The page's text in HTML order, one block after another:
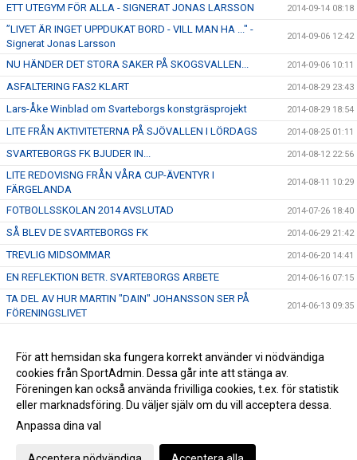
ETT UTEGYM FÖR ALLA - SIGNERAT JONAS LARSSON 2014-09-14 08:18
”LIVET ÄR INGET UPPDUKAT BORD - VILL MAN HA ..." -
Signerat Jonas Larsson
2014-09-06 12:42
NU HÄNDER DET STORA SAKER PÅ SKOGSVALLEN... 2014-09-06 10:11
ASFALTERING FAS2 KLART 2014-08-29 23:43
Lars-Åke Winblad om Svarteborgs konstgräsprojekt 2014-08-29 18:54
LITE FRÅN AKTIVITETERNA PÅ SJÖVALLEN I LÖRDAGS 2014-08-25 01:11
SVARTEBORGS FK BJUDER IN... 2014-08-12 22:56
LITE REDOVISNG FRÅN VÅRA CUP-ÄVENTYR I
FÄRGELANDA
2014-08-11 10:29
FOTBOLLSSKOLAN 2014 AVSLUTAD 2014-07-26 18:40
SÅ BLEV DE SVARTEBORGS FK 2014-06-29 21:42
TREVLIG MIDSOMMAR 2014-06-20 14:41
EN REFLEKTION BETR. SVARTEBORGS ARBETE 2014-06-16 07:15
TA DEL AV HUR MARTIN "DAIN" JOHANSSON SER PÅ
FÖRENINGSLIVET
2014-06-13 09:35
HÅLL UTKIK! 2014-06-06 21:40
LYCKAD INVIGNING AV SPARPLAN 2014-04-30 11:34
Gå till Webbversion
För att hemsidan ska fungera korrekt använder vi nödvändiga
cookies från SportAdmin. Dessa går inte att stänga av.
Föreningen kan också använda frivilliga cookies, t.ex. för statistik
eller marknadsföring. Du väljer själv om du vill acceptera dessa.
Anpassa dina val